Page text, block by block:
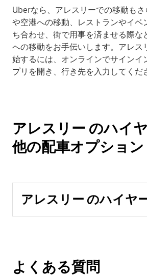
Uberなら、アレスリーでの移動も
や空港への移動、レストランやイベ
ち合わせ、街で用事を済ませる際な
への移動をお手伝いします。アレス
始するには、オンラインでサインイ
プリを開き、行き先を入力してくだ
アレスリー のハイ
他の配車オプション
アレスリー のハイヤ
よくある質問